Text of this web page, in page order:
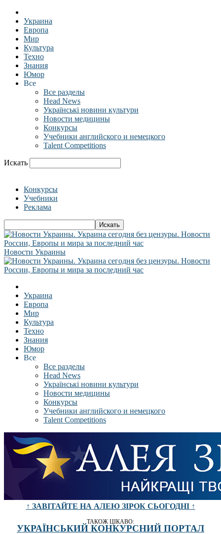
Украина
Европа
Мир
Культура
Техно
Знания
Юмор
Все
Все разделы
Head News
Українські новини культури
Новости медицины
Конкурсы
Учебники английского и немецкого
Talent Competitions
Искать
Конкурсы
Учебники
Реклама
Новости Украины
Украина
Европа
Мир
Культура
Техно
Знания
Юмор
Все
Все разделы
Head News
Українські новини культури
Новости медицины
Конкурсы
Учебники английского и немецкого
Talent Competitions
↑ ЗАВІТАЙТЕ НА АЛЕЮ ЗІРОК СЬОГОДНІ ↑
ТАКОЖ ЦІКАВО:
УКРАЇНСЬКИЙ КОНКУРСНИЙ ПОРТАЛ